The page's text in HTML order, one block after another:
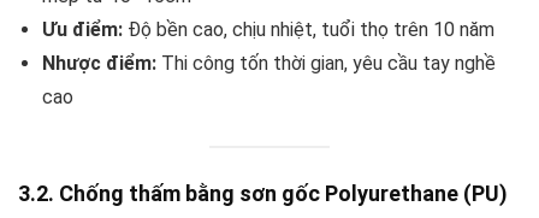
Ưu điểm: Độ bền cao, chịu nhiệt, tuổi thọ trên 10 năm
Nhược điểm: Thi công tốn thời gian, yêu cầu tay nghề
cao
3.2. Chống thấm bằng sơn gốc Polyurethane (PU)